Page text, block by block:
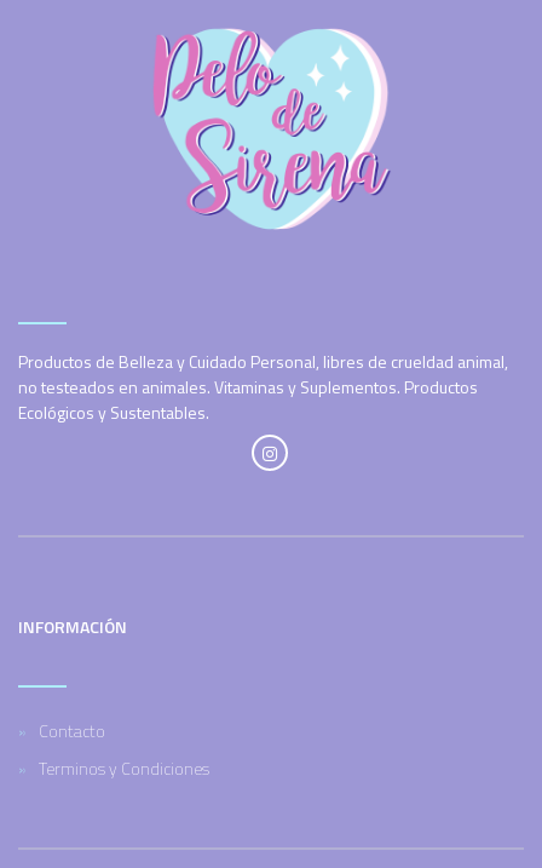
Productos de Belleza y Cuidado Personal, libres de crueldad animal,
no testeados en animales. Vitaminas y Suplementos. Productos
Ecológicos y Sustentables.
INFORMACIÓN
Contacto
Terminos y Condiciones